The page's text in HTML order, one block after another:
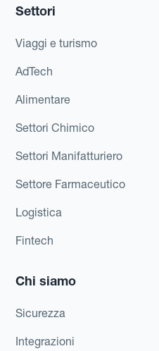
Settori
Viaggi e turismo
AdTech
Alimentare
Settori Chimico
Settori Manifatturiero
Settore Farmaceutico
Logistica
Fintech
Chi siamo
Sicurezza
Integrazioni